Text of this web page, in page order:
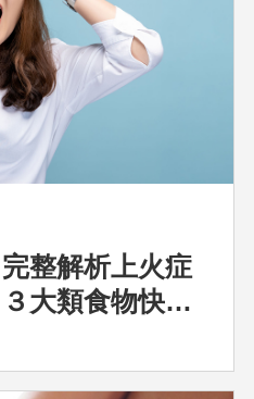
整解析上火症
大類食物快速